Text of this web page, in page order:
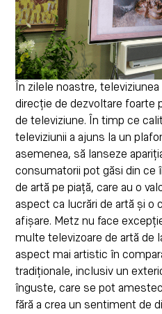
În zilele noastre,
direcție de dezvoltare foarte
de televiziune. În timp ce
televiziunii a ajuns la un
asemenea, să lanseze
consumatorii pot găsi din ce
de artă pe piață, care au o
aspect ca lucrări de artă și o
afișare. Metz nu face
multe televizoare de artă de
aspect mai artistic în
tradiționale, inclusiv un
înguste, care se pot
fără a crea un sentiment de